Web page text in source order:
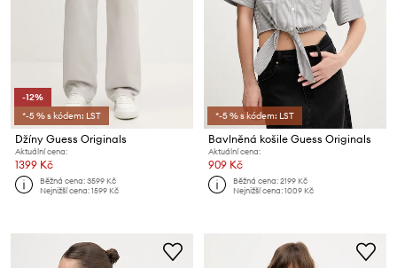
-12%
*-5 % s kódem: LST
Džíny Guess Originals
Aktuální cena:
1399 Kč
Běžná cena:3599 Kč
Nejnižší cena:1599 Kč
*-5 % s kódem: LST
Bavlněná košile Guess Originals
Aktuální cena:
909 Kč
Běžná cena:2199 Kč
Nejnižší cena:1009 Kč